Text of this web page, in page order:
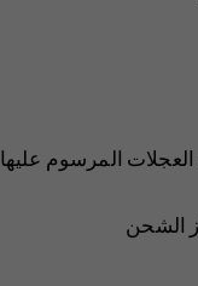
المرسوم عليها
الشحن